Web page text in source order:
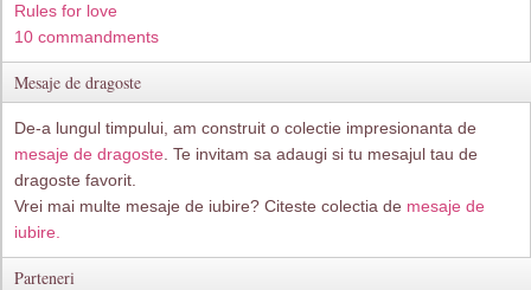
Rules for love
10 commandments
Mesaje de dragoste
De-a lungul timpului, am construit o colectie impresionanta de
mesaje de dragoste . Te invitam sa adaugi si tu mesajul tau de
dragoste favorit.
Vrei mai multe mesaje de iubire? Citeste colectia de mesaje de
iubire.
Parteneri